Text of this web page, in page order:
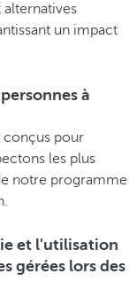
alternatives
un impact
à
conçus pour
les plus
notre programme
et l'utilisation
gérées lors des